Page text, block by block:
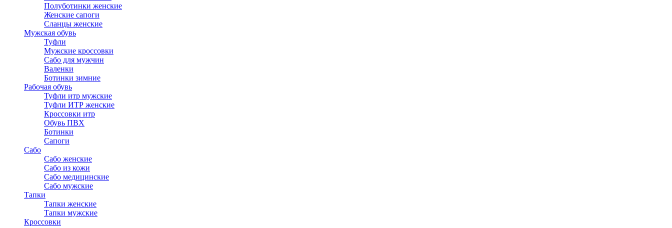
Полуботинки женские
Женские сапоги
Сланцы женские
Мужская обувь
Туфли
Мужские кроссовки
Сабо для мужчин
Валенки
Ботинки зимние
Рабочая обувь
Туфли итр мужские
Туфли ИТР женские
Кроссовки итр
Обувь ПВХ
Ботинки
Сапоги
Сабо
Сабо женские
Сабо из кожи
Сабо медицинские
Сабо мужские
Тапки
Тапки женские
Тапки мужские
Кроссовки